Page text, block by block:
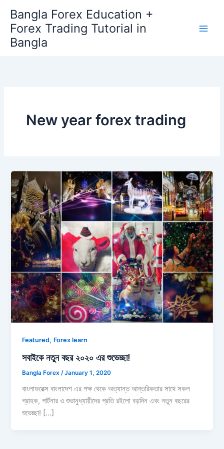
content
Bangla Forex Education +
Forex Trading Tutorial in
Bangla
New year forex trading
Featured, Forex learn
সবাইকে নতুন বছর ২০২০ এর শুভেচ্ছা!
Bangla Forex /January 1, 2020
বাংলাফরেক্স বাংলাদেশ এর পক্ষ থেকে অত্যান্ত আন্তরিকতার সাথে সকল
গ্রাহক, পার্টনার ও শুভানুধ্যায়ীদের প্রতি রইলো বড়দিন এবং নতুন বছরের
শুভেচ্ছা! […]